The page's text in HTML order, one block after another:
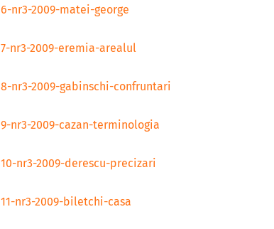
6-nr3-2009-matei-george
7-nr3-2009-eremia-arealul
8-nr3-2009-gabinschi-confruntari
9-nr3-2009-cazan-terminologia
10-nr3-2009-derescu-precizari
11-nr3-2009-biletchi-casa